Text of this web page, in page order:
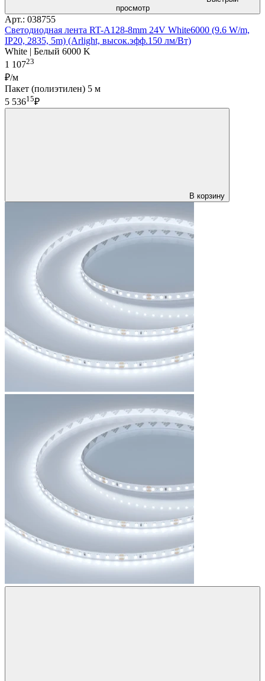
просмотр
Арт.: 038755
Светодиодная лента RT-A128-8mm 24V White6000 (9.6 W/m,
IP20, 2835, 5m) (Arlight, высок.эфф.150 лм/Вт)
White | Белый 6000 K
1 10723
₽/м
Пакет (полиэтилен) 5 м
5 53615₽
В корзину